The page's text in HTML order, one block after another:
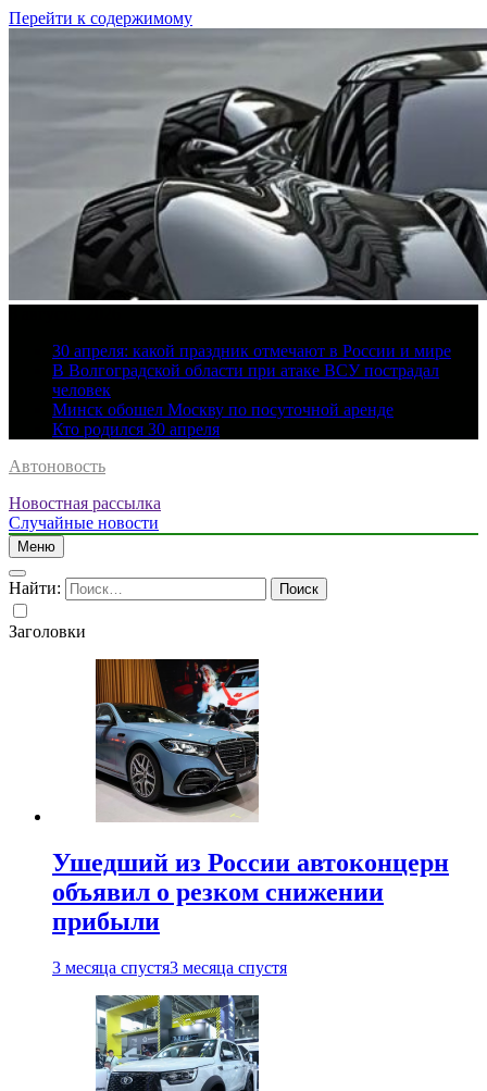
Перейти к содержимому
30 апреля: какой праздник отмечают в России и мире
В Волгоградской области при атаке ВСУ пострадал
человек
Минск обошел Москву по посуточной аренде
Кто родился 30 апреля
Автоновость
Новостная рассылка
Случайные новости
Меню
Найти:
Заголовки
Ушедший из России автоконцерн
объявил о резком снижении
прибыли
3 месяца спустя3 месяца спустя